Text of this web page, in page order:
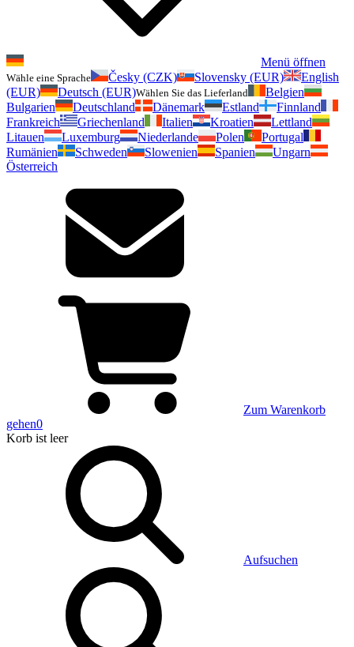
Menü öffnen
Wähle eine Sprache Česky (CZK) Slovensky (EUR)
English
(EUR)
Deutsch (EUR)Wählen Sie das Lieferland
Belgien
Bulgarien
Deutschland Dänemark Estland
Finnland
Frankreich
Griechenland Italien Kroatien
Lettland
Litauen
Luxemburg Niederlande Polen
Portugal
Rumänien
Schweden Slowenien Spanien
Ungarn
Österreich
Zum Warenkorb
gehen0
Korb ist leer
Aufsuchen